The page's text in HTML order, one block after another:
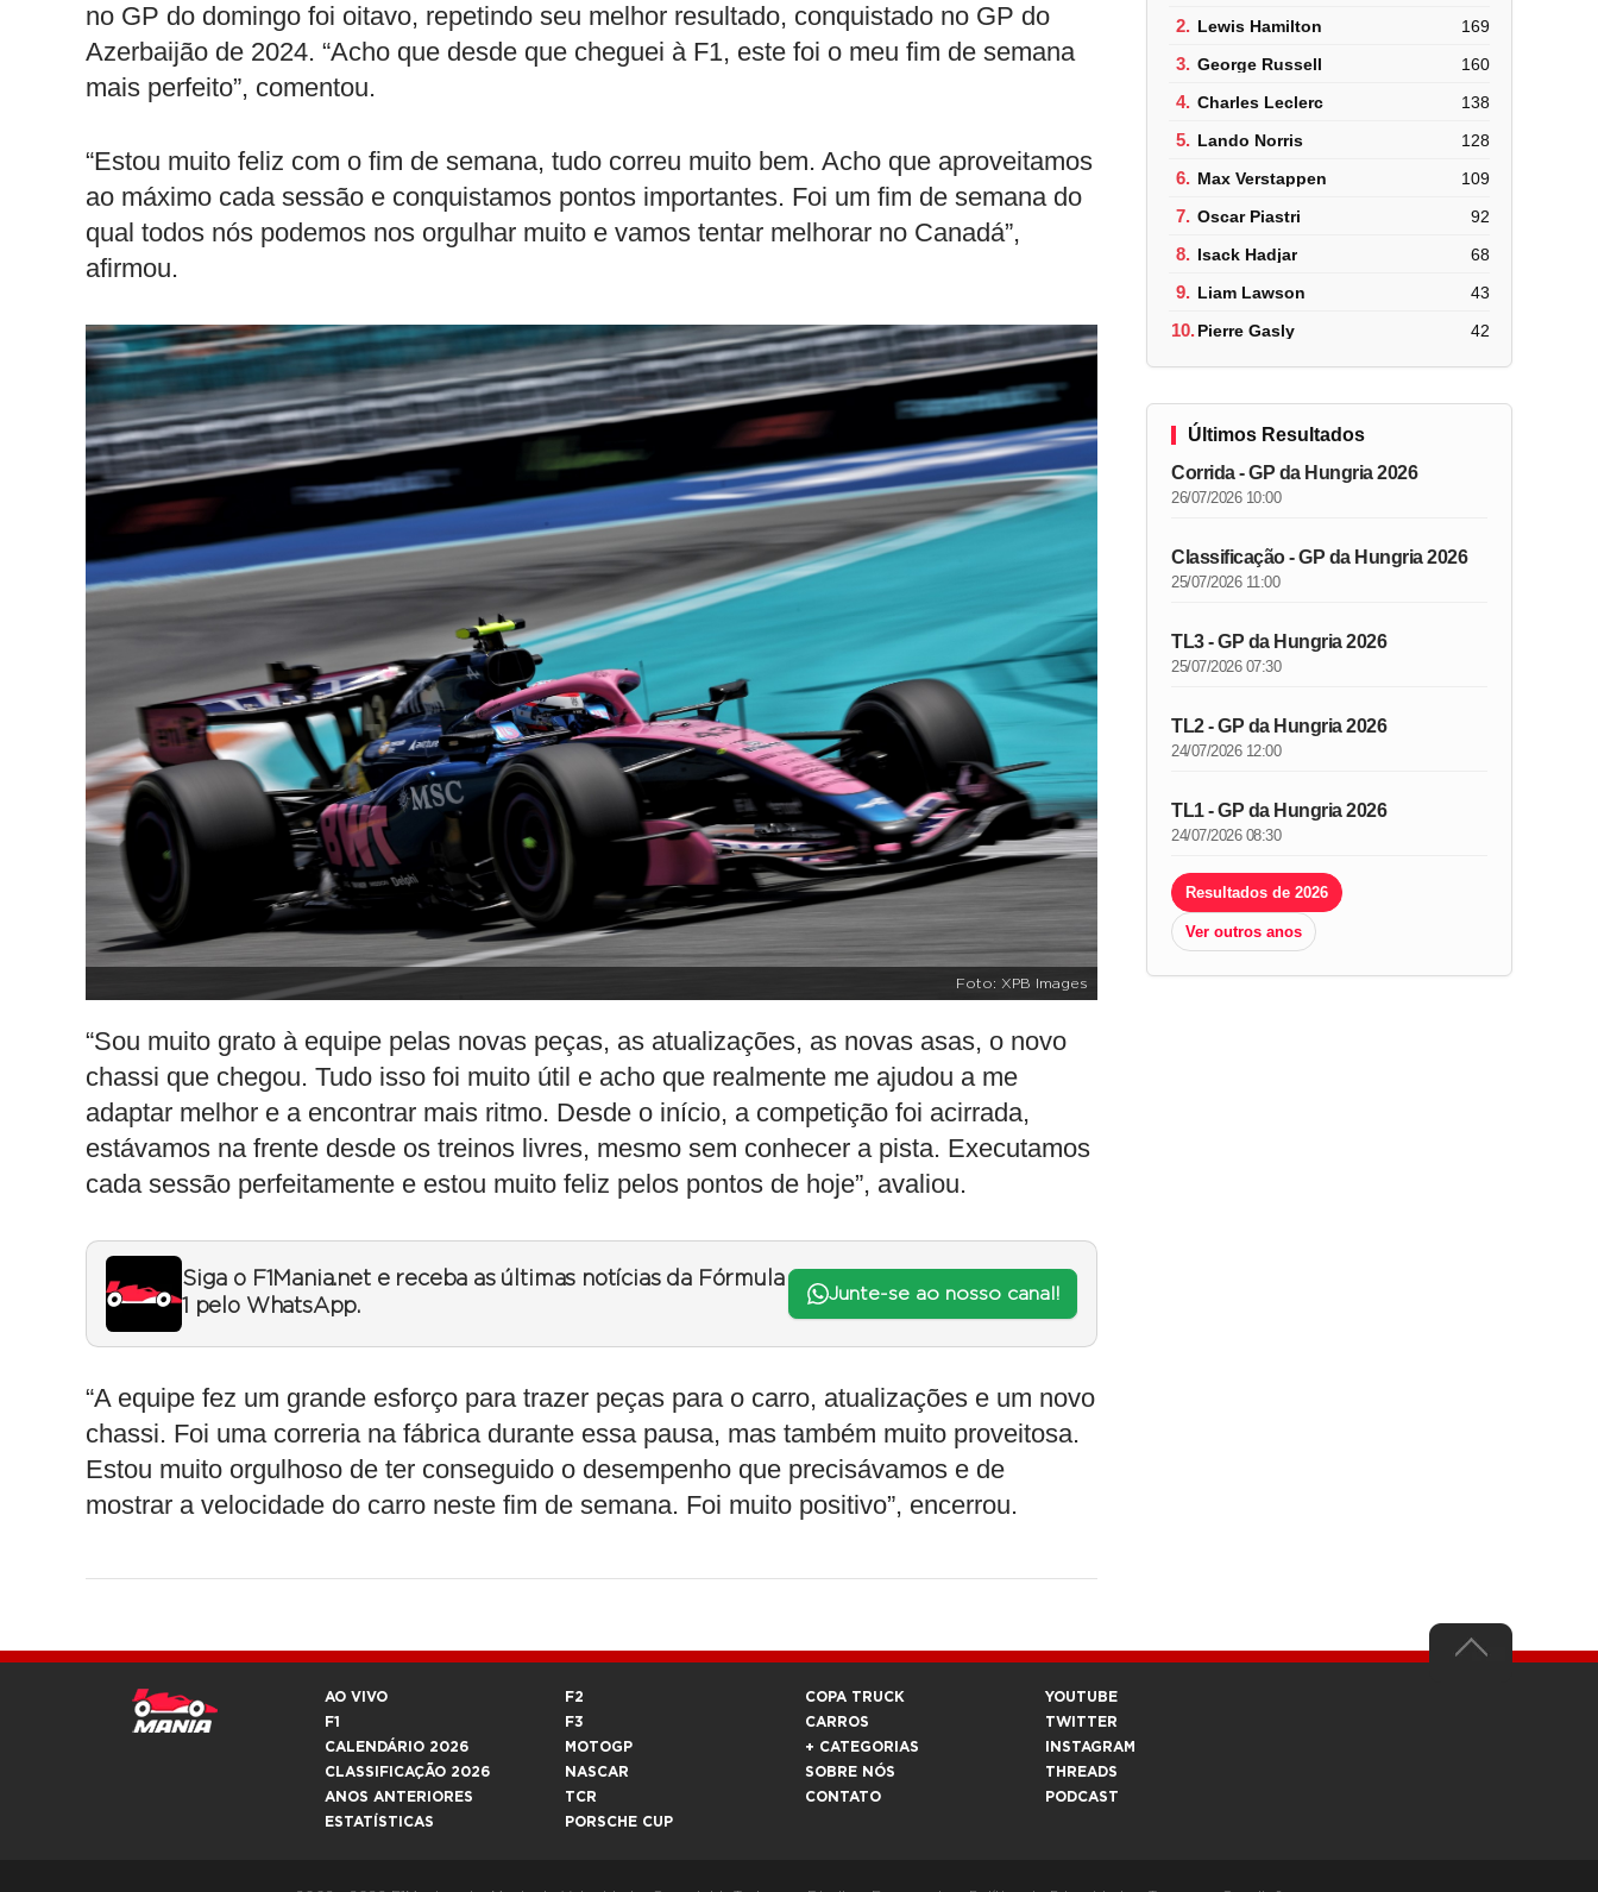
no GP do domingo foi oitavo, repetindo seu melhor resultado, conquistado no GP do
Azerbaijão de 2024. “Acho que desde que cheguei à F1, este foi o meu fim de semana
mais perfeito”, comentou.
“Estou muito feliz com o fim de semana, tudo correu muito bem. Acho que aproveitamos
ao máximo cada sessão e conquistamos pontos importantes. Foi um fim de semana do
qual todos nós podemos nos orgulhar muito e vamos tentar melhorar no Canadá”,
afirmou.
Foto: XPB Images
“Sou muito grato à equipe pelas novas peças, as atualizações, as novas asas, o novo
chassi que chegou. Tudo isso foi muito útil e acho que realmente me ajudou a me
adaptar melhor e a encontrar mais ritmo. Desde o início, a competição foi acirrada,
estávamos na frente desde os treinos livres, mesmo sem conhecer a pista. Executamos
cada sessão perfeitamente e estou muito feliz pelos pontos de hoje”, avaliou.
Siga o F1Mania.net e receba as últimas notícias da Fórmula
1 pelo WhatsApp.
Junte-se ao nosso canal!
“A equipe fez um grande esforço para trazer peças para o carro, atualizações e um novo
chassi. Foi uma correria na fábrica durante essa pausa, mas também muito proveitosa.
Estou muito orgulhoso de ter conseguido o desempenho que precisávamos e de
mostrar a velocidade do carro neste fim de semana. Foi muito positivo”, encerrou.
2. Lewis Hamilton 169
3. George Russell 160
4. Charles Leclerc 138
5. Lando Norris 128
6. Max Verstappen 109
7. Oscar Piastri 92
8. Isack Hadjar 68
9. Liam Lawson 43
10.Pierre Gasly 42
Últimos Resultados
Corrida - GP da Hungria 2026
26/07/2026 10:00
Classificação - GP da Hungria 2026
25/07/2026 11:00
TL3 - GP da Hungria 2026
25/07/2026 07:30
TL2 - GP da Hungria 2026
24/07/2026 12:00
TL1 - GP da Hungria 2026
24/07/2026 08:30
Resultados de 2026
Ver outros anos
AO VIVO
F1
CALENDÁRIO 2026
CLASSIFICAÇÃO 2026
ANOS ANTERIORES
ESTATÍSTICAS
F2
F3
MOTOGP
NASCAR
TCR
PORSCHE CUP
COPA TRUCK
CARROS
+ CATEGORIAS
SOBRE NÓS
CONTATO
YOUTUBE
TWITTER
INSTAGRAM
THREADS
PODCAST